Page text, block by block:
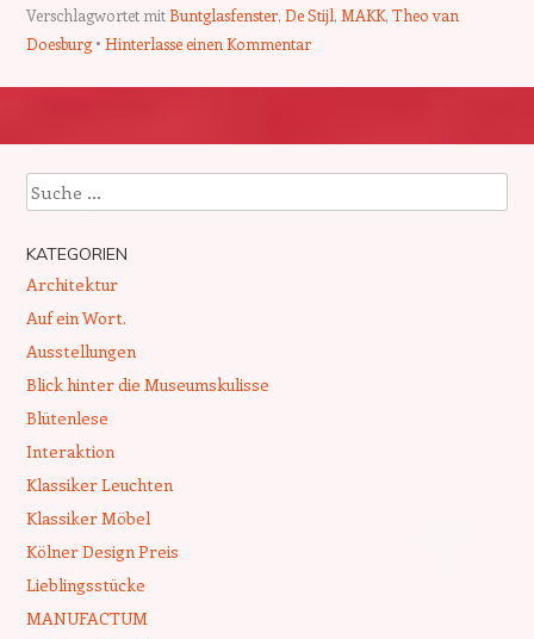
Verschlagwortet mitBuntglasfenster, De Stijl, MAKK, Theo van
Doesburg
Hinterlasse einen Kommentar
Suchen
KATEGORIEN
Architektur
Auf ein Wort.
Ausstellungen
Blick hinter die Museumskulisse
Blütenlese
Interaktion
Klassiker Leuchten
Klassiker Möbel
Kölner Design Preis
Lieblingsstücke
MANUFACTUM